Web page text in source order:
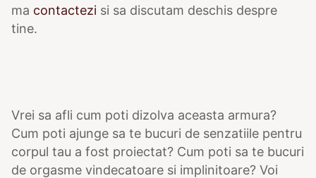
ma contactezi si sa discutam deschis despre
tine.
Vrei sa afli cum poti dizolva aceasta armura?
Cum poti ajunge sa te bucuri de senzatiile pentru
corpul tau a fost proiectat? Cum poti sa te bucuri
de orgasme vindecatoare si implinitoare? Voi